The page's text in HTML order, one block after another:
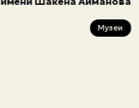
Музеи